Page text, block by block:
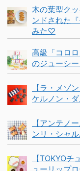
木の葉型ク
ンドされた
みた♡
高級「コロ
のジューシ
【ラ・メゾ
ケルノン・
【アンテノ
ンリ・シャ
【TOKYO
ューリップ